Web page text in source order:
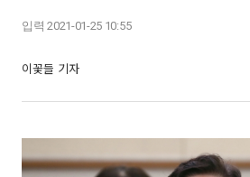
입력 2021-01-25 10:55
이꽃들 기자